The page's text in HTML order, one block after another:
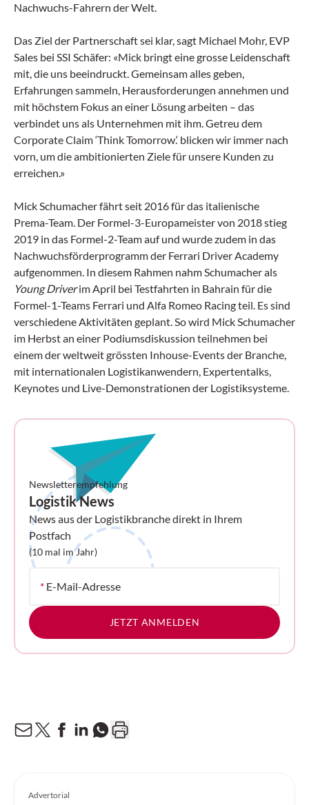
Nachwuchs-Fahrern der Welt.
Das Ziel der Partnerschaft sei klar, sagt Michael Mohr, EVP
Sales bei SSI Schäfer: «Mick bringt eine grosse Leidenschaft
mit, die uns beeindruckt. Gemeinsam alles geben,
Erfahrungen sammeln, Herausforderungen annehmen und
mit höchstem Fokus an einer Lösung arbeiten – das
verbindet uns als Unternehmen mit ihm. Getreu dem
Corporate Claim ‘Think Tomorrow.‘ blicken wir immer nach
vorn, um die ambitionierten Ziele für unsere Kunden zu
erreichen.»
Mick Schumacher fährt seit 2016 für das italienische
Prema-Team. Der Formel-3-Europameister von 2018 stieg
2019 in das Formel-2-Team auf und wurde zudem in das
Nachwuchsförderprogramm der Ferrari Driver Academy
aufgenommen. In diesem Rahmen nahm Schumacher als
Young Driverim April bei Testfahrten in Bahrain für die
Formel-1-Teams Ferrari und Alfa Romeo Racing teil. Es sind
verschiedene Aktivitäten geplant. So wird Mick Schumacher
im Herbst an einer Podiumsdiskussion teilnehmen bei
einem der weltweit grössten Inhouse-Events der Branche,
mit internationalen Logistikanwendern, Expertentalks,
Keynotes und Live-Demonstrationen der Logistiksysteme.
Newsletterempfehlung
Logistik News
News aus der Logistikbranche direkt in Ihrem
Postfach
(10 mal im Jahr)
* E-Mail-Adresse
JETZT ANMELDEN
Advertorial